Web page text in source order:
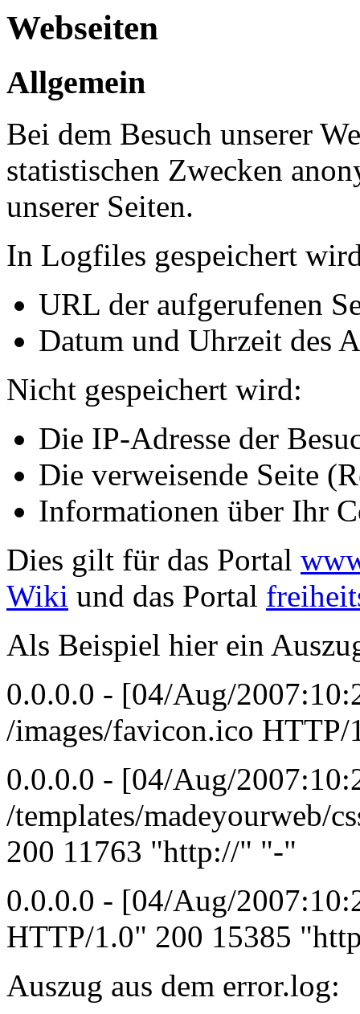
Webseiten
Allgemein
Bei dem Besuch unserer
statistischen Zwecken
unserer Seiten.
In Logfiles gespeichert
URL der aufgerufenen
Datum und Uhrzeit des
Nicht gespeichert wird:
Die IP-Adresse der
Die verweisende Seite
Informationen über Ihr
Dies gilt für das Portal
Wiki und das Portal
Als Beispiel hier ein
0.0.0.0 - [04/Aug/
/images/favicon.ico
0.0.0.0 - [04/Aug/
/templates/madeyourweb/
200 11763 "http://" "-"
0.0.0.0 - [04/Aug/
HTTP/1.0" 200 15385
Auszug aus dem error.log: